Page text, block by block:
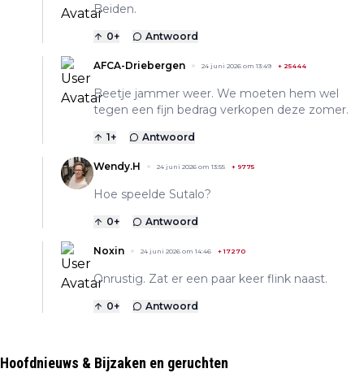
Beiden.
0+ Antwoord
AFCA-Driebergen 24 juni 2026 om 13:49 + 25444
Beetje jammer weer. We moeten hem wel
tegen een fijn bedrag verkopen deze zomer.
1+ Antwoord
Wendy.H 24 juni 2026 om 13:55 + 9775
Hoe speelde Sutalo?
0+ Antwoord
Noxin 24 juni 2026 om 14:46 +17270
Onrustig. Zat er een paar keer flink naast.
0+ Antwoord
Hoofdnieuws & Bijzaken en geruchten